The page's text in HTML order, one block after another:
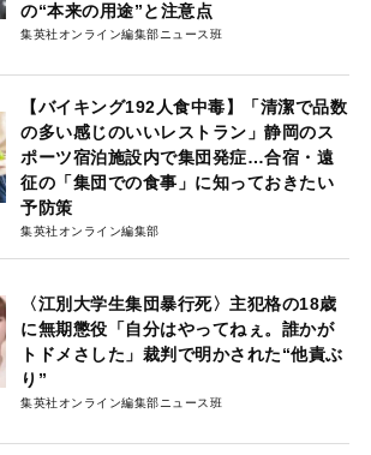
の“本来の用途”と注意点
集英社オンライン編集部ニュース班
【バイキング192人食中毒】「清潔で品数
の多い感じのいいレストラン」静岡のス
ポーツ宿泊施設内で集団発症…合宿・遠
征の「集団での食事」に知っておきたい
予防策
集英社オンライン編集部
〈江別大学生集団暴行死〉主犯格の18歳
に無期懲役「自分はやってねぇ。誰かが
トドメさした」裁判で明かされた“他責ぶ
り”
集英社オンライン編集部ニュース班